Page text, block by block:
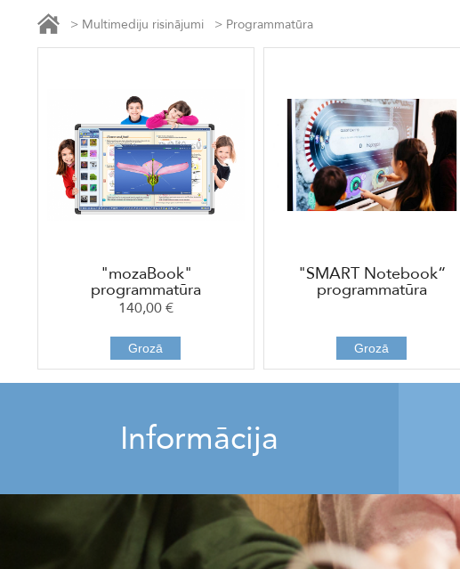
> Multimediju risinājumi > Programmatūra
"mozaBook"
programmatūra
140,00 €
Grozā
"SMART Notebook“
programmatūra
Grozā
Informācija